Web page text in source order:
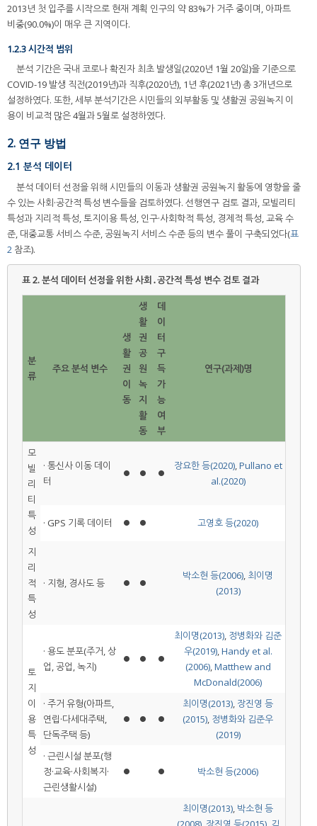
2013년 첫 입주를 시작으로 현재 계획 인구의 약 83%가 거주 중이며, 아파트
비중(90.0%)이 매우 큰 지역이다.
1.2.3 시간적 범위
분석 기간은 국내 코로나 확진자 최초 발생일(2020년 1월 20일)을 기준으로
COVID-19 발생 직전(2019년)과 직후(2020년), 1년 후(2021년) 총 3개년으로
설정하였다. 또한, 세부 분석기간은 시민들의 외부활동 및 생활권 공원녹지 이
용이 비교적 많은 4월과 5월로 설정하였다.
2. 연구 방법
2.1 분석 데이터
분석 데이터 선정을 위해 시민들의 이동과 생활권 공원녹지 활동에 영향을 줄
수 있는 사회·공간적 특성 변수들을 검토하였다. 선행연구 검토 결과, 모빌리티
특성과 지리적 특성, 토지이용 특성, 인구·사회학적 특성, 경제적 특성, 교육 수
준, 대중교통 서비스 수준, 공원녹지 서비스 수준 등의 변수 풀이 구축되었다(표
2 참조).
표 2.분석 데이터 선정을 위한 사회․공간적 특성 변수 검토 결과
분
류
주요 분석 변수
생
활
권
이
동
생
활
권
공
원
녹
지
활
동
데
이
터
구
득
가
능
여
부
연구(과제)명
모
빌
리
티
특
성
· 통신사 이동 데이
터
⏺ ⏺ ⏺
장요한 등(2020), Pullano et
al.(2020)
· GPS 기록 데이터 ⏺ ⏺ 고영호 등(2020)
지
리
적
특
성
· 지형, 경사도 등 ⏺ ⏺
박소현 등(2006) 최이명
(2013)
토
지
이
용
특
성
· 용도 분포(주거, 상
업, 공업, 녹지)
⏺ ⏺ ⏺
최이명(2013) 정병화와 김준
우(2019), Handy et al.
(2006), Matthew and
McDonald(2006)
· 주거 유형(아파트,
연립·다세대주택,
단독주택 등)
⏺ ⏺ ⏺
최이명(2013) 장진영 등
(2015) 정병화와 김준우
(2019)
· 근린시설 분포(행
정·교육·사회복지·
근린생활시설)
⏺ ⏺ 박소현 등(2006)
최이명(2013) 박소현 등